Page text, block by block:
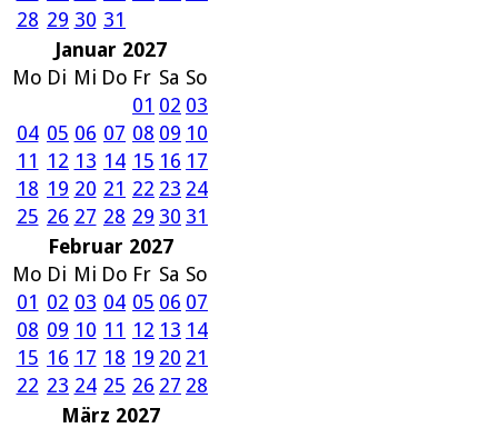
28 29 30 31
Januar 2027
Mo Di Mi Do Fr Sa So
01 02 03
04 05 06 07 08 09 10
11 12 13 14 15 16 17
18 19 20 21 22 23 24
25 26 27 28 29 30 31
Februar 2027
Mo Di Mi Do Fr Sa So
01 02 03 04 05 06 07
08 09 10 11 12 13 14
15 16 17 18 19 20 21
22 23 24 25 26 27 28
März 2027